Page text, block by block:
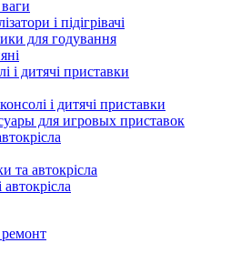
і підігрівачі
для годування
і дитячі приставки
і дитячі приставки
для игровых приставок
та автокрісла
автокрісла